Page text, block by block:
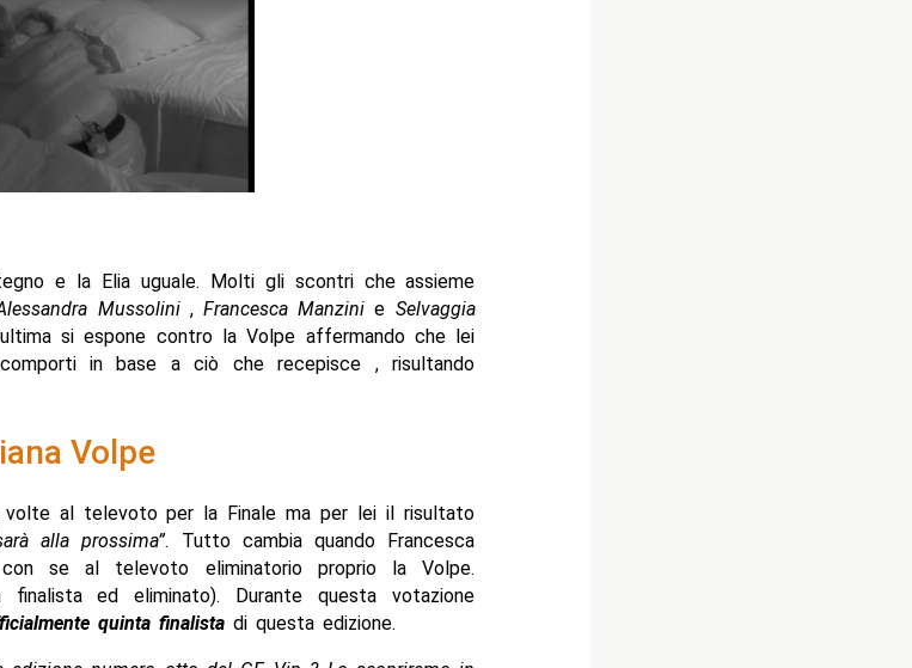
e la Elia uguale. Molti gli scontri che assieme
Mussolini, Francesca Manzinie Selvaggia
si espone contro la Volpe affermando che lei
in base a ciò che recepisce , risultando
Volpe
volte al televoto per la Finale ma per lei il risultato
alla prossima”. Tutto cambia quando Francesca
se al televoto eliminatorio proprio la Volpe.
ed eliminato). Durante questa votazione
quinta finalistadi questa edizione.